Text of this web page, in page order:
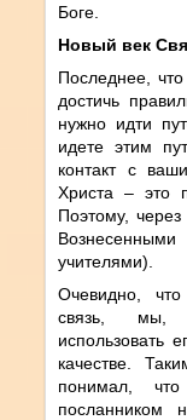
Боге.
Новый век
Последнее,
достичь
нужно идти
идете этим
контакт с
Христа – это
Поэтому,
учителями).
Очевидно, что
связь, мы,
использовать
качестве.
понимал,
посланником